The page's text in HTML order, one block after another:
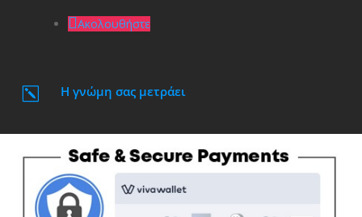
Ακολουθήστε
k Η γνώμη σας μετράει